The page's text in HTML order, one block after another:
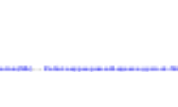
Работа курьером в Яндекс еду.зп от 50тыс(641)